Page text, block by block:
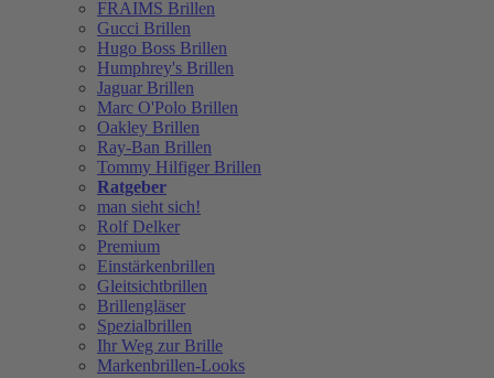
FRAIMS Brillen
Gucci Brillen
Hugo Boss Brillen
Humphrey's Brillen
Jaguar Brillen
Marc O'Polo Brillen
Oakley Brillen
Ray-Ban Brillen
Tommy Hilfiger Brillen
Ratgeber
man sieht sich!
Rolf Delker
Premium
Einstärkenbrillen
Gleitsichtbrillen
Brillengläser
Spezialbrillen
Ihr Weg zur Brille
Markenbrillen-Looks